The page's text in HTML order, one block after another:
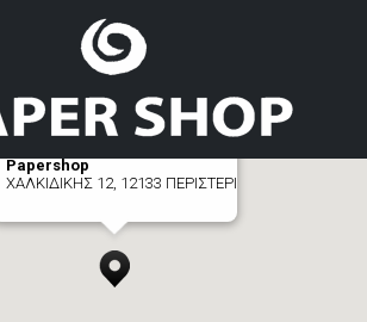
Papershop
ΧΑΛΚΙΔΙΚΗΣ 12, 12133 ΠΕΡΙΣΤΕΡΙ